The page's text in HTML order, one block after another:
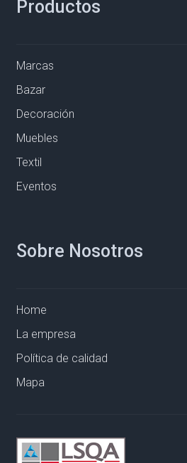
Productos
Marcas
Bazar
Decoración
Muebles
Textil
Eventos
Sobre Nosotros
Home
La empresa
Política de calidad
Mapa